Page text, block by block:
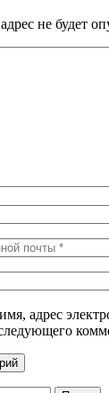
не будет
адрес